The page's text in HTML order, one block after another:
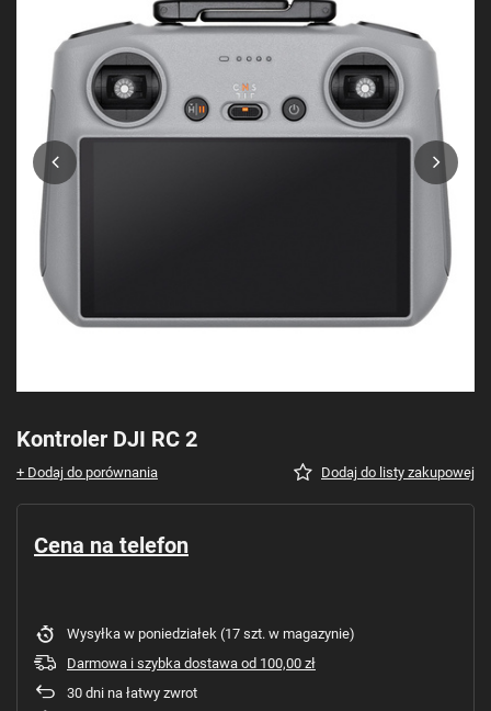
Kontroler DJI RC 2
+ Dodaj do porównania Dodaj do listy zakupowej
Cena na telefon
Wysyłka w poniedziałek (17 szt. w magazynie)
Darmowa i szybka dostawa od 100,00 zł
30 dni na łatwy zwrot